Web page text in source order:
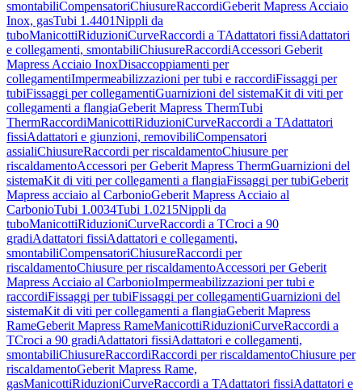
smontabiliCompensatoriChiusureRaccordiGeberit Mapress Acciaio
Inox, gasTubi 1.4401Nippli da
tuboManicottiRiduzioniCurveRaccordi a TAdattatori fissiAdattatori
e collegamenti, smontabiliChiusureRaccordiAccessori Geberit
Mapress Acciaio InoxDisaccoppiamenti per
collegamentiImpermeabilizzazioni per tubi e raccordiFissaggi per
tubiFissaggi per collegamentiGuarnizioni del sistemaKit di viti per
collegamenti a flangiaGeberit Mapress ThermTubi
ThermRaccordiManicottiRiduzioniCurveRaccordi a TAdattatori
fissiAdattatori e giunzioni, removibiliCompensatori
assialiChiusureRaccordi per riscaldamentoChiusure per
riscaldamentoAccessori per Geberit Mapress ThermGuarnizioni del
sistemaKit di viti per collegamenti a flangiaFissaggi per tubiGeberit
Mapress acciaio al CarbonioGeberit Mapress Acciaio al
CarbonioTubi 1.0034Tubi 1.0215Nippli da
tuboManicottiRiduzioniCurveRaccordi a TCroci a 90
gradiAdattatori fissiAdattatori e collegamenti,
smontabiliCompensatoriChiusureRaccordi per
riscaldamentoChiusure per riscaldamentoAccessori per Geberit
Mapress Acciaio al CarbonioImpermeabilizzazioni per tubi e
raccordiFissaggi per tubiFissaggi per collegamentiGuarnizioni del
sistemaKit di viti per collegamenti a flangiaGeberit Mapress
RameGeberit Mapress RameManicottiRiduzioniCurveRaccordi a
TCroci a 90 gradiAdattatori fissiAdattatori e collegamenti,
smontabiliChiusureRaccordiRaccordi per riscaldamentoChiusure per
riscaldamentoGeberit Mapress Rame,
gasManicottiRiduzioniCurveRaccordi a TAdattatori fissiAdattatori e